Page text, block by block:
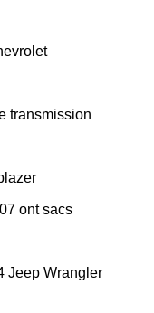
transmission
ont sacs
Jeep Wrangler